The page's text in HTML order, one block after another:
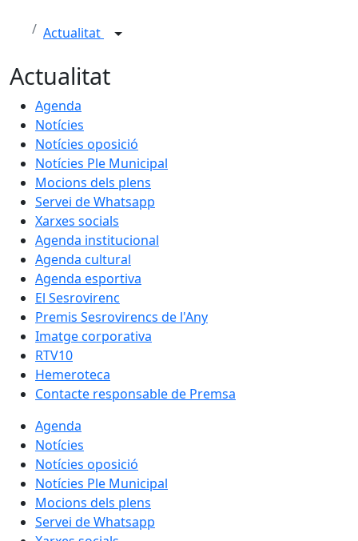
Actualitat
Actualitat
Agenda
Notícies
Notícies oposició
Notícies Ple Municipal
Mocions dels plens
Servei de Whatsapp
Xarxes socials
Agenda institucional
Agenda cultural
Agenda esportiva
El Sesrovirenc
Premis Sesrovirencs de l'Any
Imatge corporativa
RTV10
Hemeroteca
Contacte responsable de Premsa
Agenda
Notícies
Notícies oposició
Notícies Ple Municipal
Mocions dels plens
Servei de Whatsapp